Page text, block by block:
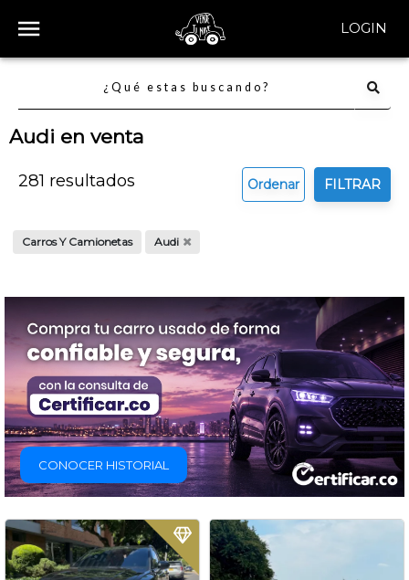
LOGIN
Audi en venta
281 resultados FILTRAR
Ordenar
Carros Y Camionetas Audi
CONOCER HISTORIAL